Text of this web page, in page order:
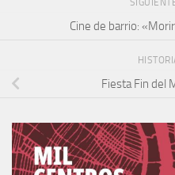
Cine de barrio:
Fiesta Fin del